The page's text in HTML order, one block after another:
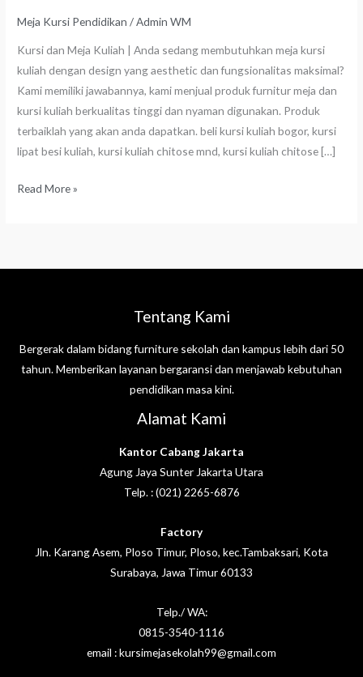
Meja Kursi Pendidikan /Admin WM
Kursi dan Meja Kuliah | Anda sedang membutuhkan meja kursi
kuliah dengan design yang aesthetic dan fungsionalitas maksimal?
Kami memiliki jawabannya, kami menjual produk furnitur meja dan
kursi kuliah berkualitas tinggi dan nyaman digunakan. Produk
terbaiklah yang akan anda dapatkan. beli kursi kuliah bogor, kursi
lipat besi kuliah, kursi kuliah chitose mnd, kursi kuliah chitose […]
Read More »
Tentang Kami
Bergerak dalam bidang furniture sekolah dan kampus lebih dari 50
tahun. Memberikan layanan bergaransi dan menjawab kebutuhan
pendidikan masa kini.
Alamat Kami
Kantor Cabang Jakarta
Agung Jaya Sunter Jakarta Utara
Telp. : (021) 2265-6876
Factory
Jln. Karang Asem, Ploso Timur, Ploso, kec.Tambaksari, Kota
Surabaya, Jawa Timur 60133
Telp./ WA:
0815-3540-1116
email : kursimejasekolah99@gmail.com